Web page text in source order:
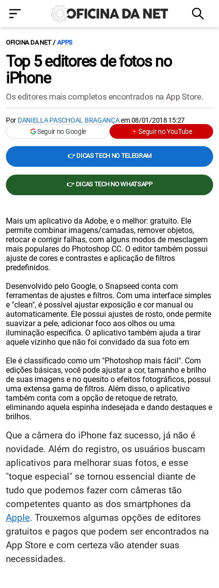
OFICINA DA NET APPS
Top 5 editores de fotos no
iPhone
Os editores mais completos encontrados na App Store.
Por DANIELLA PASCHOAL BRAGANÇAem08/01/2018 15:27
Seguir no Google
Seguir no YouTube
👉 DICAS TECH NO TELEGRAM
👉 DICAS TECH NO WHATSAPP
Que a câmera do iPhone faz sucesso, já não é
novidade. Além do registro, os usuários buscam
aplicativos para melhorar suas fotos, e esse
"toque especial" se tornou essencial diante de
tudo que podemos fazer com câmeras tão
competentes quanto as dos smartphones da
Apple. Trouxemos algumas opções de editores
gratuitos e pagos que podem ser encontrados na
App Store e com certeza vão atender suas
necessidades.
Mais um aplicativo da Adobe, e o melhor: gratuito. Ele
permite combinar imagens/camadas, remover objetos,
retocar e corrigir falhas, com alguns modos de mesclagem
mais populares do Photoshop CC. O editor também possui
ajuste de cores e contrastes e aplicação de filtros
predefinidos.
Desenvolvido pelo Google, o Snapseed conta com
ferramentas de ajustes e filtros. Com uma interface simples
e "clean", é possível ajustar exposição e cor manual ou
automaticamente. Ele possui ajustes de rosto, onde permite
suavizar a pele, adicionar foco aos olhos ou uma
iluminação específica. O aplicativo também ajuda a tirar
aquele vizinho que não foi convidado da sua foto em
Ele é classificado como um "Photoshop mais fácil". Com
edições básicas, você pode ajustar a cor, tamanho e brilho
de suas imagens e no quesito o efeitos fotográficos, possui
uma extensa gama de filtros. Além disso, o aplicativo
também conta com a opção de retoque de retrato,
eliminando aquela espinha indesejada e dando destaques e
brilhos.